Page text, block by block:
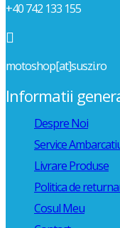
+40 742 133 155

motoshop[at]suszi.ro
Informatii
Despre Noi
Service
Livrare Produse
Politica de
Cosul Meu